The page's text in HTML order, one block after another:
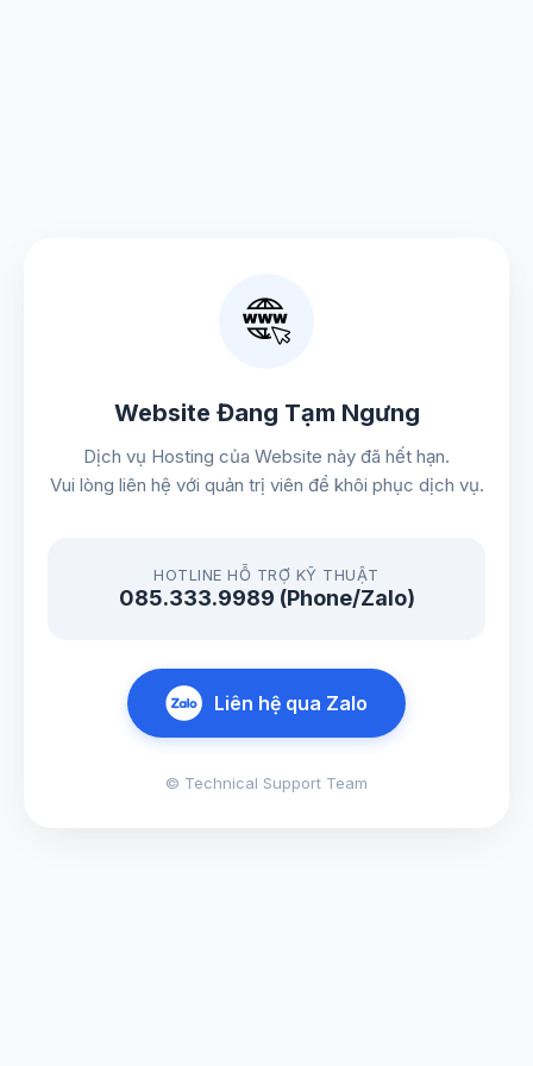
Website Đang Tạm Ngưng
Dịch vụ Hosting của Website này đã hết hạn.
Vui lòng liên hệ với quản trị viên để khôi phục dịch vụ.
HOTLINE HỖ TRỢ KỸ THUẬT
085.333.9989 (Phone/Zalo)
Liên hệ qua Zalo
© Technical Support Team